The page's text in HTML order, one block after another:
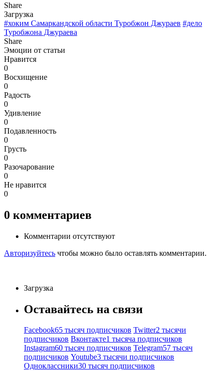
Share
Загрузка
#хоким Самаркандской области Туробжон Джураев #дело
Туробжона Джураева
Share
Эмоции от статьи
Нравится
0
Восхищение
0
Радость
0
Удивление
0
Подавленность
0
Грусть
0
Разочарование
0
Не нравится
0
0 комментариев
Комментарии отсутствуют
Авторизуйтесь чтобы можно было оставлять комментарии.
Загрузка
Оставайтесь на связи
Facebook65 тысяч подписчиков Twitter2 тысячи
подписчиков Вконтакте1 тысяча подписчиков
Instagram60 тысяч подписчиков Telegram57 тысяч
подписчиков Youtube3 тысячи подписчиков
Одноклассники30 тысяч подписчиков